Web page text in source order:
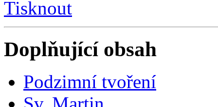
Tisknout
Doplňující obsah
Podzimní tvoření